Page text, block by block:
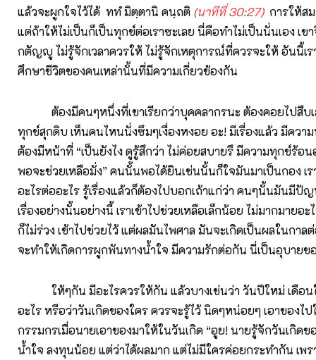
แล้วจะผูกใจไว้ได้ ททํ มิตฺตานิ คนฺถติ (นาทีที่ 30:27)การให้สม
แต่ถ้าให้ไม่เป็นก็เป็นทุกข์ต่อเราซะเลย นี่คือทำไม่เป็นนั่นเอง เข
กตัญญู ไม่รู้จักเวลาควรให้ ไม่รู้จักเหตุการณ์ที่ควรจะให้ อันนี้เ
ศึกษาชีวิตของคนเหล่านั้นที่มีความเกี่ยวข้องกัน
ต้องมีคนๆหนึ่งที่เขาเรียกว่าบุคคลากรนะ ต้องคอยไปสืบเ
ทุกข์สุกดิบ เห็นคนไหนนั่งซึมๆเงื่องหงอย อะ! มีเรื่องแล้ว มีคว
ต้องมีหน้าที่ “เป็นยังไง ดูรู้สึกว่า ไม่ค่อยสบายรึ มีความทุกข์ร้อน
พอจะช่วยเหลือมั่ง” คนนั้นพอได้ยินเช่นนั้นก็ใจมันมาเป็นกอง เร
อะไรต่ออะไร รู้เรื่องแล้วก็ต้องไปบอกเถ้าแก่ว่า คนๆนั้นมันมีปั
เรื่องอย่างนั้นอย่างนี้ เราเข้าไปช่วยเหลือเล็กน้อย ไม่มากมายอ
ก็ไม่ร่วง เข้าไปช่วยไว้ แต่ผลมันไพศาล มันจะเกิดเป็นผลในกาล
จะทำให้เกิดการผูกพันทางน้ำใจ มีความรักต่อกัน นี่เป็นอุบายข
ให้ๆกัน มีอะไรควรให้กัน แล้วบางเช่นว่า วันปีใหม่ เดือน
อะไร หรือว่าวันเกิดของใคร ควรจะรู้ไว้ นิดๆหน่อยๆ เอาของไ
กรรมกรเมื่อนายเอาของมาให้ในวันเกิด “อูย! นายรู้จักวันเกิดข
น้ำใจ ลงทุนน้อย แต่ว่าได้ผลมาก แต่ไม่มีใครค่อยกระทำกัน เพ